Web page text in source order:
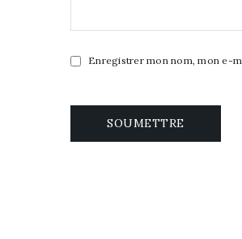
Enregistrer mon nom, mon e-